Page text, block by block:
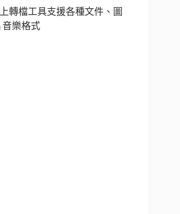
轉檔工具支援各種文件、圖
音樂格式